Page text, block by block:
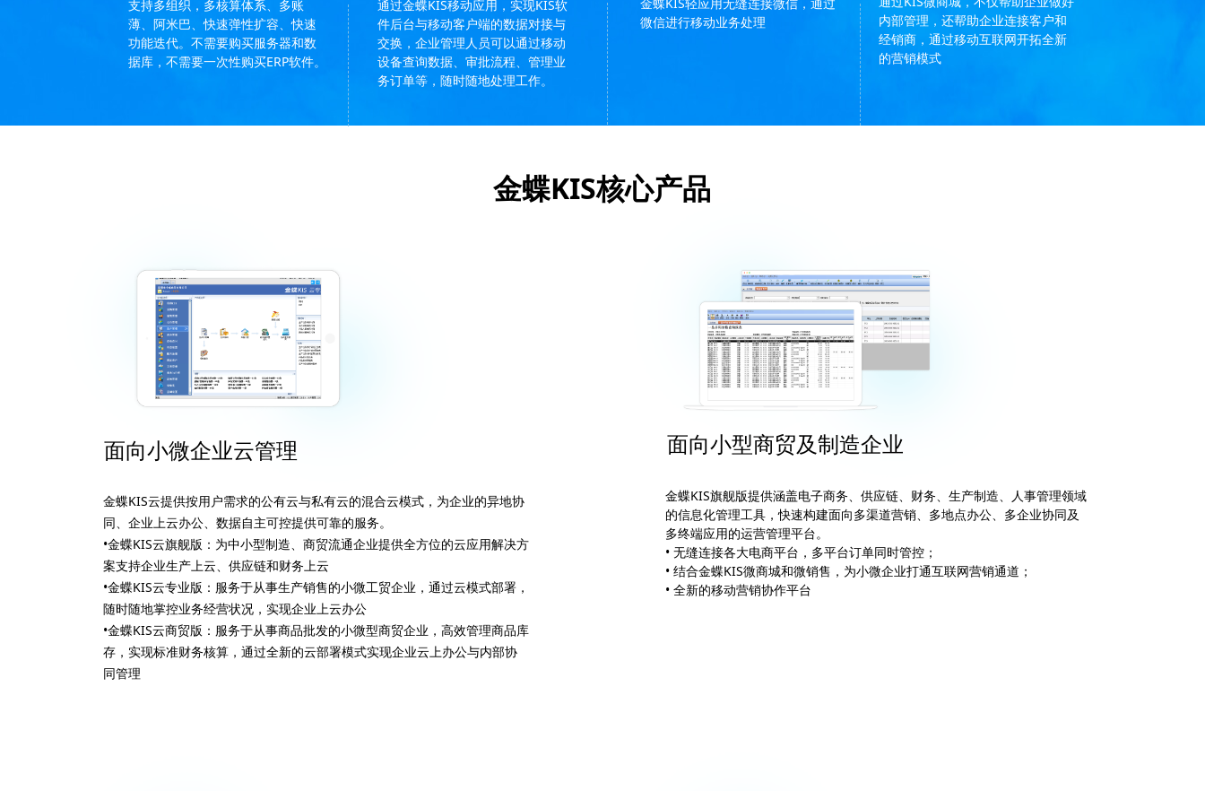
金蝶KIS核心产品
金蝶KIS云提供按用户需求的公有云与私有云的混合云模式，为企业的异地协
同、企业上云办公、数据自主可控提供可靠的服务。
•金蝶KIS云旗舰版：为中小型制造、商贸流通企业提供全方位的云应用解决方
案支持企业生产上云、供应链和财务上云
•金蝶KIS云专业版：服务于从事生产销售的小微工贸企业，通过云模式部署，
随时随地掌控业务经营状况，实现企业上云办公
•金蝶KIS云商贸版：服务于从事商品批发的小微型商贸企业，高效管理商品库
存，实现标准财务核算，通过全新的云部署模式实现企业云上办公与内部协
同管理
面向小微企业云管理
金蝶KIS旗舰版提供涵盖电子商务、供应链、财务、生产制造、人事管理领域
的信息化管理工具，快速构建面向多渠道营销、多地点办公、多企业协同及
多终端应用的运营管理平台。
• 无缝连接各大电商平台，多平台订单同时管控；
• 结合金蝶KIS微商城和微销售，为小微企业打通互联网营销通道；
• 全新的移动营销协作平台
面向小型商贸及制造企业
支持多组织，多核算体系、多账
薄、阿米巴、快速弹性扩容、快速
功能迭代。不需要购买服务器和数
据库，不需要一次性购买ERP软件。
通过金蝶KIS移动应用，实现KIS软
件后台与移动客户端的数据对接与
交换，企业管理人员可以通过移动
设备查询数据、审批流程、管理业
务订单等，随时随地处理工作。
微信进行移动业务处理
内部管理，还帮助企业连接客户和
经销商，通过移动互联网开拓全新
的营销模式